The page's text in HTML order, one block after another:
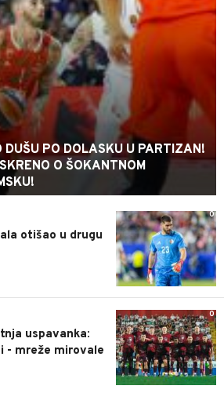
DUŠU PO DOLASKU U PARTIZAN!
O ŠOKANTNOM
0
otišao u drugu
0
uspavanka:
- mreže mirovale